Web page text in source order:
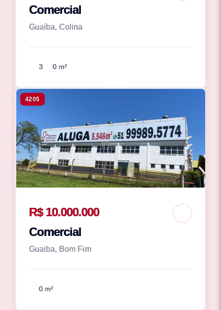
Comercial
Guaíba, Colina
3 0 m²
4205
R$ 10.000.000
Comercial
Guaiba, Bom Fim
0 m²